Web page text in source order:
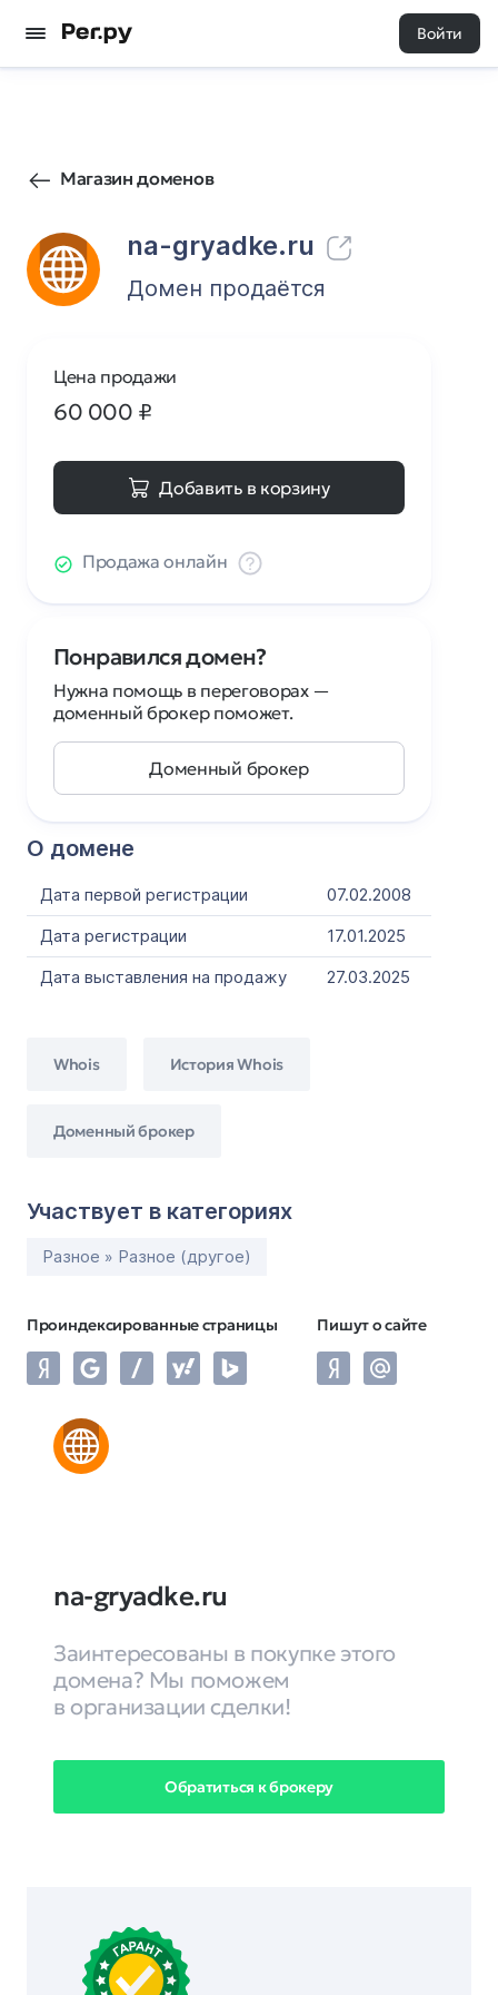
Войти
Магазин доменов
na-gryadke.ru
22 0
Домен продаётся
О домене
Дата первой регистрации
07.02.2008
Дата регистрации
17.01.2025
Дата выставления на продажу
27.03.2025
Whois История Whois
Доменный брокер
Участвует в категориях
Разное » Разное (другое)
Проиндексированные страницы Пишут о сайте
Цена продажи
60 000 ₽
Добавить в корзину
Продажа онлайн
Понравился домен?
Нужна помощь в переговорах —
доменный брокер поможет.
Доменный брокер
na-gryadke.ru
Заинтересованы в покупке этого
домена? Мы поможем
в организации сделки!
Обратиться к брокеру